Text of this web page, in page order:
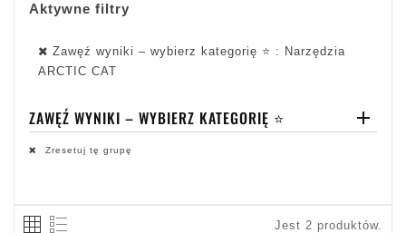
Aktywne filtry
Zawęź wyniki – wybierz kategorię ⭐ : Narzędzia
ARCTIC CAT
ZAWĘŹ WYNIKI – WYBIERZ KATEGORIĘ ⭐ 
Zresetuj tę grupę
Jest 2 produktów.